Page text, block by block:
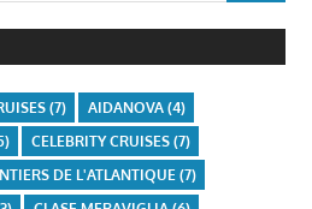
(7) AIDANOVA(4)
CELEBRITY CRUISES(7)
DE L'ATLANTIQUE(7)